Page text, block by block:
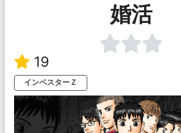
婚活
19
インベスターＺ